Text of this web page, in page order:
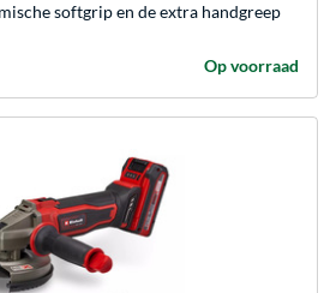
softgrip en de extra handgreep
Op voorraad